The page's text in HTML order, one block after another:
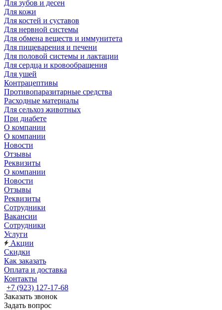
Для зубов и десен
Для кожи
Для костей и суставов
Для нервной системы
Для обмена веществ и иммунитета
Для пищеварения и печени
Для половой системы и лактации
Для сердца и кровообращения
Для ушей
Контрацептивы
Противопаразитарные средства
Расходные материалы
Для сельхоз животных
При диабете
О компании
О компании
Новости
Отзывы
Реквизиты
О компании
Новости
Отзывы
Реквизиты
Сотрудники
Вакансии
Сотрудники
Услуги
Акции
Скидки
Как заказать
Оплата и доставка
Контакты
+7 (923) 127-17-68
Заказать звонок
Задать вопрос